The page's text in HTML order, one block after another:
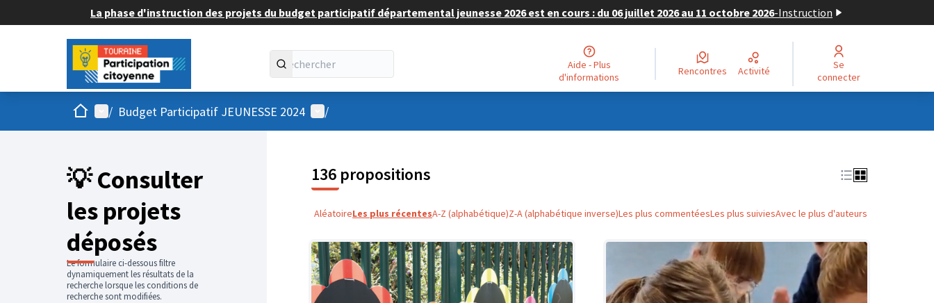
La phase d'instruction des projets du budget participatif départemental jeunesse 2026 est en cours : du 06 juillet 2026 au 11 octobre 2026-Instruction
Aide - Plus
d'informations
Rencontres Activité
Se
connecter
AccueilMenu principal
/ Budget Participatif JEUNESSE 2024 Menu utilisateur
/
💡 Consulter
les projets
déposés
Le formulaire ci-dessous filtre
dynamiquement les résultats de la
recherche lorsque les conditions de
recherche sont modifiées.
136 propositions
AléatoireLes plus récentesA-Z (alphabétique)Z-A (alphabétique inverse)Les plus commentéesLes plus suiviesAvec le plus d'auteurs